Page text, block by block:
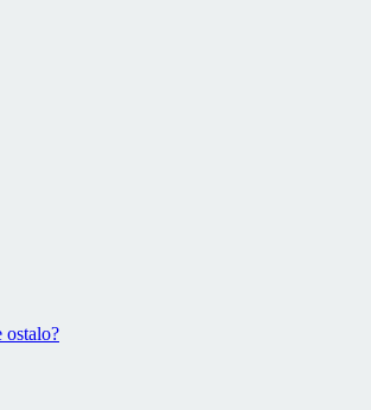
ostalo?